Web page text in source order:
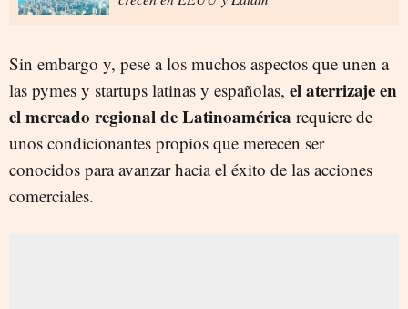
Sin embargo y, pese a los muchos aspectos que unen a
las pymes y startups latinas y españolas, el aterrizaje en
el mercado regional de Latinoamérica requiere de
unos condicionantes propios que merecen ser
conocidos para avanzar hacia el éxito de las acciones
comerciales.